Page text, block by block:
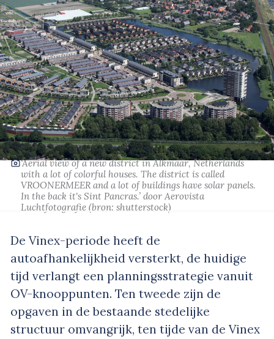
‘Aerial view of a new district in Alkmaar, Netherlands
with a lot of colorful houses. The district is called
VROONERMEER and a lot of buildings have solar panels.
In the back it's Sint Pancras.’ door Aerovista
Luchtfotografie (bron: shutterstock)
De Vinex-periode heeft de
autoafhankelijkheid versterkt, de huidige
tijd verlangt een planningsstrategie vanuit
OV-knooppunten. Ten tweede zijn de
opgaven in de bestaande stedelijke
structuur omvangrijk, ten tijde van de Vinex